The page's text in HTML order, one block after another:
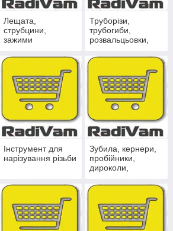
Лещата,
струбцини,
зажими
Труборізи,
трубогиби,
розвальцьовки,
Інструмент для
нарізування різьби
Зубила, кернери,
пробійники,
дироколи,
клейма, борідки